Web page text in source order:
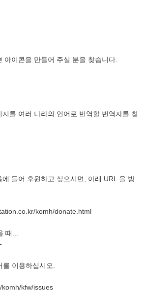
아이콘을 만들어 주실 분을 찾습니다.
를 여러 나라의 언어로 번역할 번역자를 찾
들어 후원하고 싶으시면, 아래 URL 을 방
komh/donate.html
때...
이용하십시오.
kfw/issues